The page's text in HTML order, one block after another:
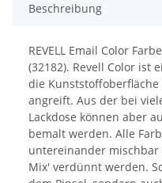
Beschreibung
REVELL Email Color
(32182). Revell Color ist
die
angreift. Aus der bei
Lackdose können aber
bemalt werden. Alle
untereinander mischbar
Mix' verdünnt werden.